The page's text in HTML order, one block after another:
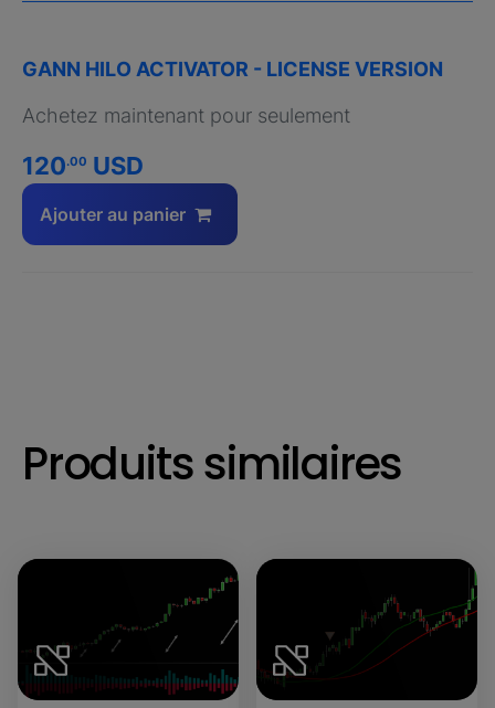
GANN HILO ACTIVATOR - LICENSE VERSION
Achetez maintenant pour seulement
120.00 USD
Ajouter au panier
Produits similaires